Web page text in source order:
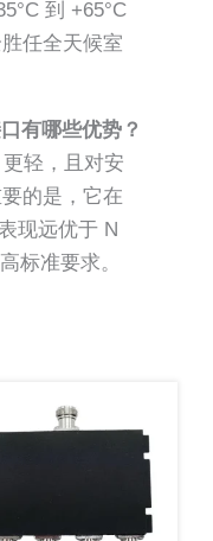
到 +65°C
任全天候室
有哪些优势？
轻，且对安
的是，它在
现远优于 N
标准要求。